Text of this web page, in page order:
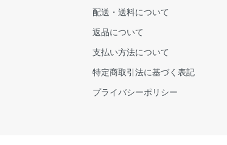
配送・送料について
返品について
支払い方法について
特定商取引法に基づく表記
プライバシーポリシー